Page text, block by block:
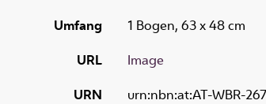
Umfang
1 Bogen, 63 x 48 cm
URL
Image
URN
urn:nbn:at:AT-WBR-